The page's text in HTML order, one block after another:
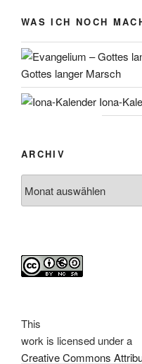
WAS ICH NOCH
Gottes langer Marsch
Iona-
ARCHIV
This
work is licensed under a
Creative Commons